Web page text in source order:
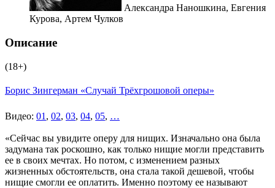
Александра Наношкина, Евгения
Курова, Артем Чулков
Описание
(18+)
Борис Зингерман «Случай Трёхгрошовой оперы»
Видео: 01 , 02, 03, 04, 05, …
«Сейчас вы увидите оперу для нищих. Изначально она была
задумана так роскошно, как только нищие могли представить
ее в своих мечтах. Но потом, с изменением разных
жизненных обстоятельств, она стала такой дешевой, чтобы
нищие смогли ее оплатить. Именно поэтому ее называют